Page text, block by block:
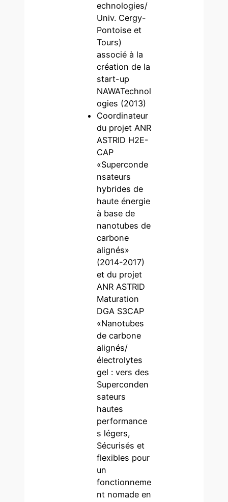
echnologies/
Univ. Cergy-
Pontoise et
Tours)
associé à la
création de la
start-up
NAWATechnol
ogies (2013)
Coordinateur
du projet ANR
ASTRID H2E-
CAP
«Superconde
nsateurs
hybrides de
haute énergie
à base de
nanotubes de
carbone
alignés»
(2014-2017)
et du projet
ANR ASTRID
Maturation
DGA S3CAP
«Nanotubes
de carbone
alignés/
électrolytes
gel : vers des
Superconden
sateurs
hautes
performance
s légers,
Sécurisés et
flexibles pour
un
fonctionneme
nt nomade en